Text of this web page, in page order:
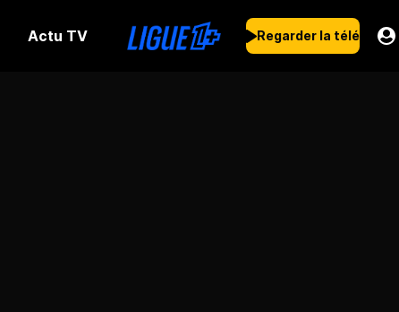
Actu TV Regarder la télé